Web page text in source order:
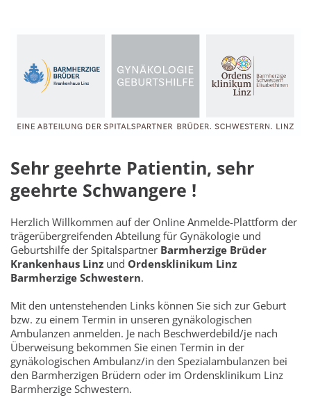
Sehr geehrte Patientin, sehr
geehrte Schwangere !
Herzlich Willkommen auf der Online Anmelde-Plattform der
trägerübergreifenden Abteilung für Gynäkologie und
Geburtshilfe der Spitalspartner Barmherzige Brüder
Krankenhaus Linz und Ordensklinikum Linz
Barmherzige Schwestern.
Mit den untenstehenden Links können Sie sich zur Geburt
bzw. zu einem Termin in unseren gynäkologischen
Ambulanzen anmelden. Je nach Beschwerdebild/je nach
Überweisung bekommen Sie einen Termin in der
gynäkologischen Ambulanz/in den Spezialambulanzen bei
den Barmherzigen Brüdern oder im Ordensklinikum Linz
Barmherzige Schwestern.